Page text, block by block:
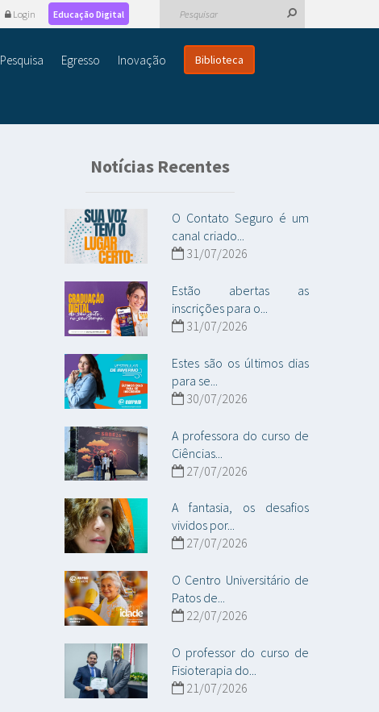
Login Educação Digital
Pesquisa Egresso Inovação Biblioteca
Notícias Recentes
O Contato Seguro é um
canal criado...
31/07/2026
Estão abertas as
inscrições para o...
31/07/2026
Estes são os últimos dias
para se...
30/07/2026
A professora do curso de
Ciências...
27/07/2026
A fantasia, os desafios
vividos por...
27/07/2026
O Centro Universitário de
Patos de...
22/07/2026
O professor do curso de
Fisioterapia do...
21/07/2026